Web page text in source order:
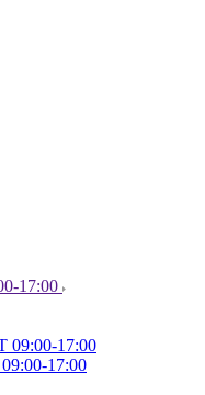
17:00
17:00
17:00